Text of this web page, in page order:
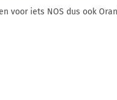
voor iets NOS dus ook